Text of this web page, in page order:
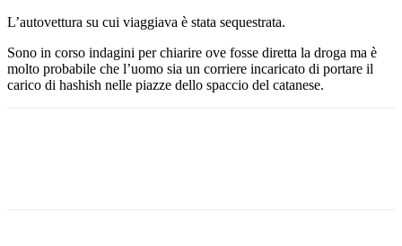
L’autovettura su cui viaggiava è stata sequestrata.
Sono in corso indagini per chiarire ove fosse diretta la droga ma è
molto probabile che l’uomo sia un corriere incaricato di portare il
carico di hashish nelle piazze dello spaccio del catanese.